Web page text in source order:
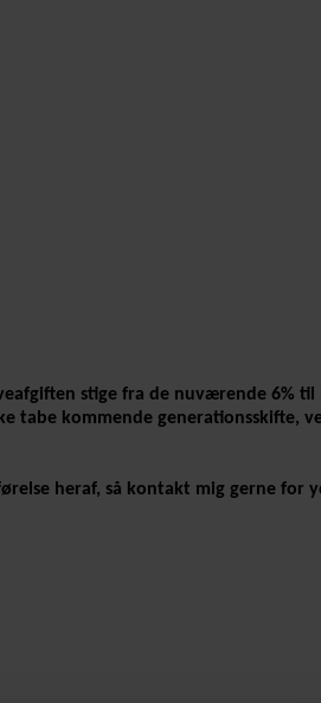
stige fra de nuværende 6%
tabe kommende generationsskifte,
heraf, så kontakt mig gerne for